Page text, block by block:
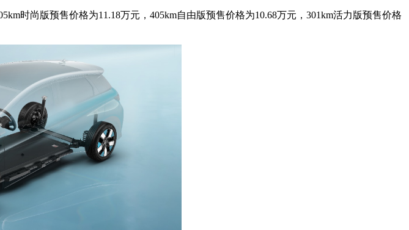
时尚版预售价格为11.18万元，405km自由版预售价格为10.68万元，301km活力版预售价格